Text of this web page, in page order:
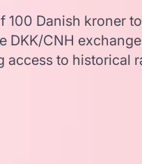
100 Danish kroner
DKK/CNH
access to historical